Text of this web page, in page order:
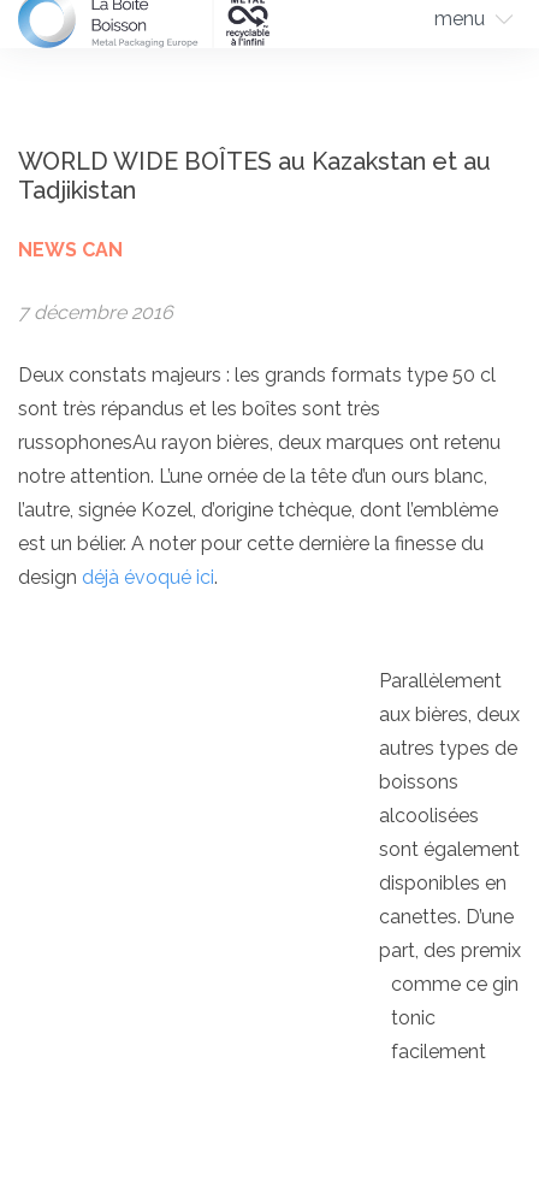
menu
WORLD WIDE BOÎTES au Kazakstan et au
Tadjikistan
NEWS CAN
7 décembre 2016
Deux constats majeurs : les grands formats type 50 cl
sont très répandus et les boîtes sont très
russophonesAu rayon bières, deux marques ont retenu
notre attention. L’une ornée de la tête d’un ours blanc,
l’autre, signée Kozel, d’origine tchèque, dont l’emblème
est un bélier. A noter pour cette dernière la finesse du
design déjà évoqué ici.
Parallèlement
aux bières, deux
autres types de
boissons
alcoolisées
sont également
disponibles en
canettes. D’une
part, des premix
comme ce gin
tonic
facilement